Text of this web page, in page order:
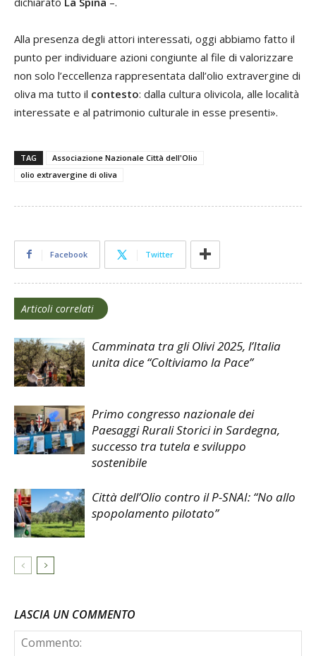
Alla presenza degli attori interessati, oggi abbiamo fatto il
punto per individuare azioni congiunte al file di valorizzare
non solo l’eccellenza rappresentata dall’olio extravergine di
oliva ma tutto il contesto: dalla cultura olivicola, alle località
interessate e al patrimonio culturale in esse presenti».
TAG
Associazione Nazionale Città dell'Olio
olio extravergine di oliva
Facebook Twitter
Articoli correlati
Camminata tra gli Olivi 2025, l’Italia
unita dice “Coltiviamo la Pace”
Primo congresso nazionale dei
Paesaggi Rurali Storici in Sardegna,
successo tra tutela e sviluppo
sostenibile
Città dell’Olio contro il P-SNAI: “No allo
spopolamento pilotato”
LASCIA UN COMMENTO